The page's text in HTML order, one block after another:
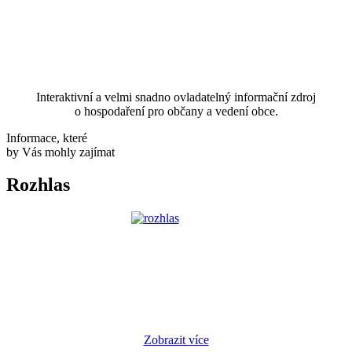
Interaktivní a velmi snadno ovladatelný informační zdroj
o hospodaření pro občany a vedení obce.
Informace, které
by Vás mohly zajímat
Rozhlas
Zobrazit více